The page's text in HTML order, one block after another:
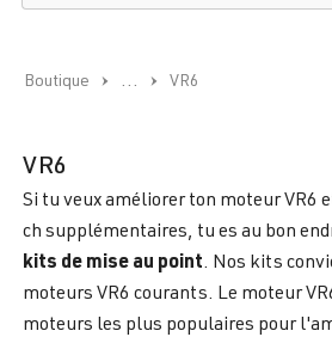
Boutique ... VR6
VR6
Si tu veux améliorer ton moteur VR6
ch supplémentaires, tu es au bon
kits de mise au point. Nos kits
moteurs VR6 courants. Le moteur
moteurs les plus populaires pour